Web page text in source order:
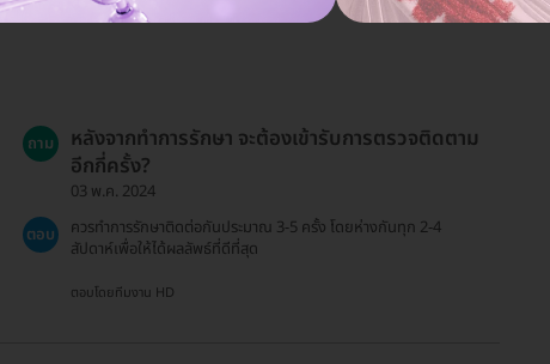
ถาม
หลังจากทำการรักษา จะต้องเข้ารับการตรวจติดตาม
อีกกี่ครั้ง?
03 พ.ค. 2024
ตอบ
ควรทำการรักษาติดต่อกันประมาณ 3-5 ครั้ง โดยห่างกันทุก 2-4
สัปดาห์เพื่อให้ได้ผลลัพธ์ที่ดีที่สุด
ตอบโดยทีมงาน HD